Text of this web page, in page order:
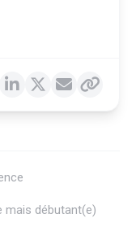
mais débutant(e)